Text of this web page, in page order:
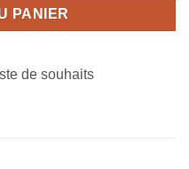
PANIER
de souhaits